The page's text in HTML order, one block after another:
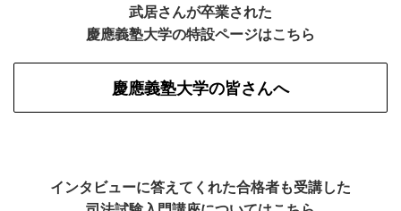
武居さんが卒業された
慶應義塾大学の特設ページはこちら
慶應義塾大学の皆さんへ
インタビューに答えてくれた合格者も受講した